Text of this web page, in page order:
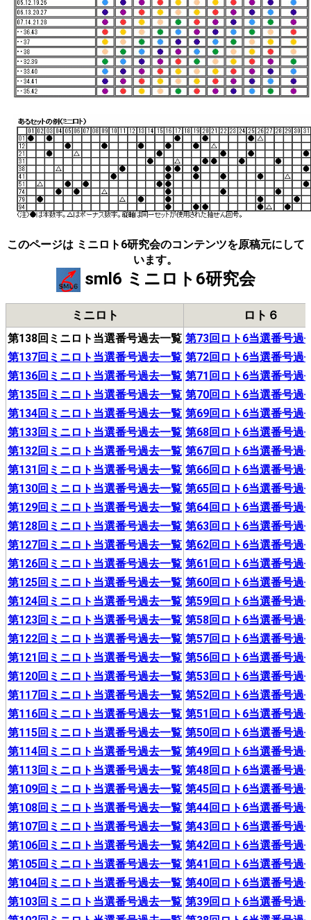
このページは ミニロト6研究会のコンテンツを原稿元にして
います。
sml6 ミニロト6研究会
ミニロト ロト６
第138回ミニロト当選番号過去一覧
第137回ミニロト当選番号過去一覧
第136回ミニロト当選番号過去一覧
第135回ミニロト当選番号過去一覧
第134回ミニロト当選番号過去一覧
第133回ミニロト当選番号過去一覧
第132回ミニロト当選番号過去一覧
第131回ミニロト当選番号過去一覧
第130回ミニロト当選番号過去一覧
第129回ミニロト当選番号過去一覧
第128回ミニロト当選番号過去一覧
第127回ミニロト当選番号過去一覧
第126回ミニロト当選番号過去一覧
第125回ミニロト当選番号過去一覧
第124回ミニロト当選番号過去一覧
第123回ミニロト当選番号過去一覧
第122回ミニロト当選番号過去一覧
第121回ミニロト当選番号過去一覧
第120回ミニロト当選番号過去一覧
第117回ミニロト当選番号過去一覧
第116回ミニロト当選番号過去一覧
第115回ミニロト当選番号過去一覧
第114回ミニロト当選番号過去一覧
第113回ミニロト当選番号過去一覧
第109回ミニロト当選番号過去一覧
第108回ミニロト当選番号過去一覧
第107回ミニロト当選番号過去一覧
第106回ミニロト当選番号過去一覧
第105回ミニロト当選番号過去一覧
第104回ミニロト当選番号過去一覧
第103回ミニロト当選番号過去一覧
第73回ロト6当選番号過
第72回ロト6当選番号過
第71回ロト6当選番号過
第70回ロト6当選番号過
第69回ロト6当選番号過
第68回ロト6当選番号過
第67回ロト6当選番号過
第66回ロト6当選番号過
第65回ロト6当選番号過
第64回ロト6当選番号過
第63回ロト6当選番号過
第62回ロト6当選番号過
第61回ロト6当選番号過
第60回ロト6当選番号過
第59回ロト6当選番号過
第58回ロト6当選番号過
第57回ロト6当選番号過
第56回ロト6当選番号過
第53回ロト6当選番号過
第52回ロト6当選番号過
第51回ロト6当選番号過
第50回ロト6当選番号過
第49回ロト6当選番号過
第48回ロト6当選番号過
第45回ロト6当選番号過
第44回ロト6当選番号過
第43回ロト6当選番号過
第42回ロト6当選番号過
第41回ロト6当選番号過
第40回ロト6当選番号過
第39回ロト6当選番号過